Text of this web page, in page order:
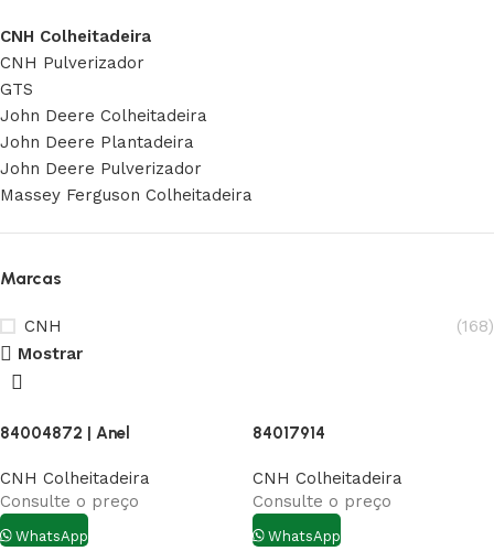
CNH Colheitadeira
CNH Pulverizador
GTS
John Deere Colheitadeira
John Deere Plantadeira
John Deere Pulverizador
Massey Ferguson Colheitadeira
Marcas
CNH
(168)
Mostrar
84004872 | Anel
CNH Colheitadeira
Consulte o preço
WhatsApp
84017914
CNH Colheitadeira
Consulte o preço
WhatsApp